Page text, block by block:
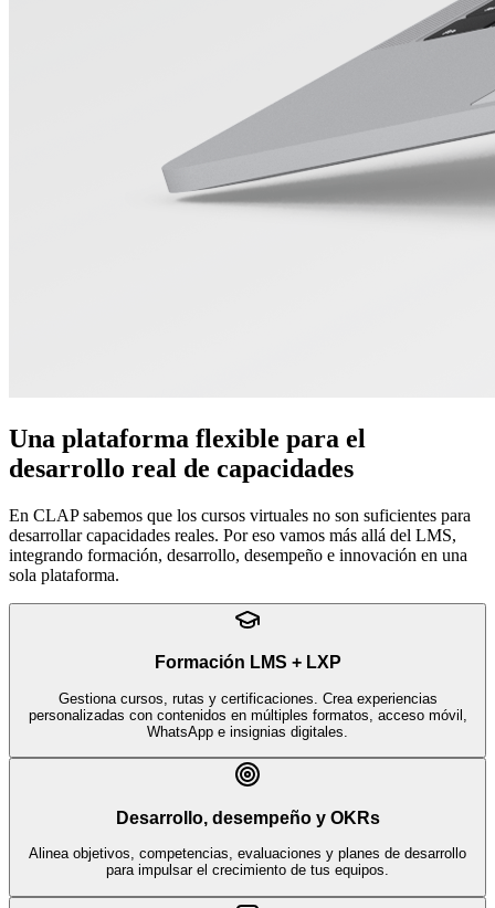
Una plataforma flexible para el
desarrollo real de capacidades
En CLAP sabemos que los cursos virtuales no son suficientes para
desarrollar capacidades reales. Por eso vamos más allá del LMS,
integrando formación, desarrollo, desempeño e innovación en una
sola plataforma.
Formación LMS + LXP
Gestiona cursos, rutas y certificaciones. Crea experiencias
personalizadas con contenidos en múltiples formatos, acceso móvil,
WhatsApp e insignias digitales.
Desarrollo, desempeño y OKRs
Alinea objetivos, competencias, evaluaciones y planes de desarrollo
para impulsar el crecimiento de tus equipos.